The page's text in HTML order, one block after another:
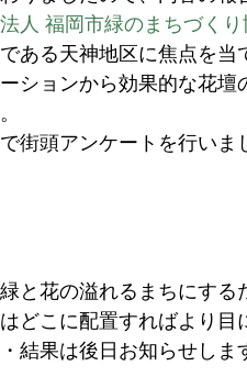
人 福岡市緑のまちづくり
ある天神地区に焦点を
ションから効果的な花
街頭アンケートを行いま
と花の溢れるまちにす
どこに配置すればより目
結果は後日お知らせしま